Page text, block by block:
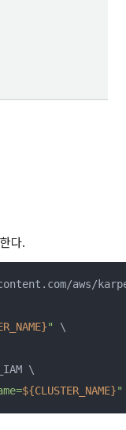
다.
aws/
"
\
\
${CLUSTER_NAME}"